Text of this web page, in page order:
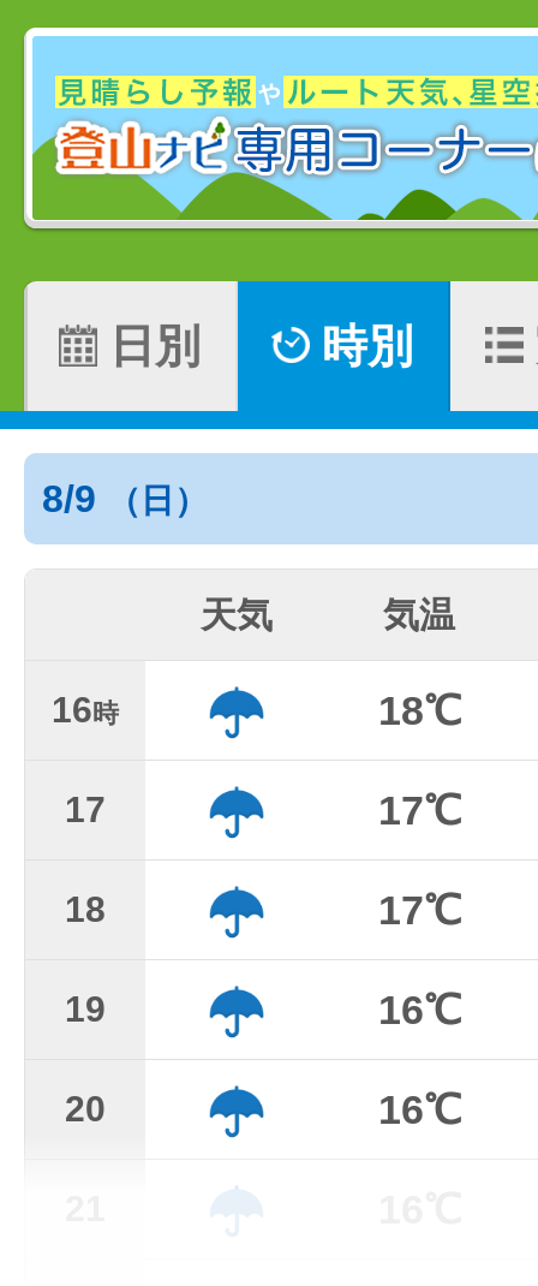
日別 時別
8/9 （日）
天気 気温
16時 18℃
17 17℃
18 17℃
19 16℃
20 16℃